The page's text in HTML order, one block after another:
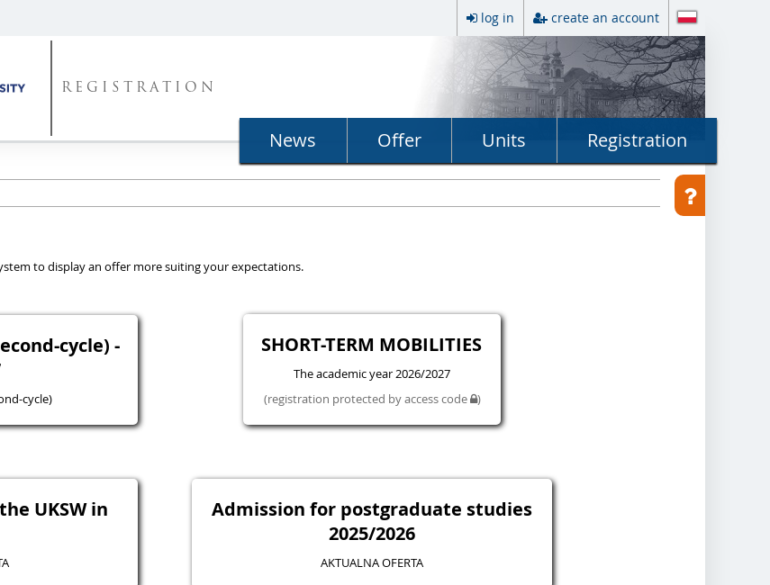
log in create an account
REGISTRATION
News Offer Units Registration
to display an offer more suiting your expectations.
cycle) -
cycle)
SHORT-TERM MOBILITIES
The academic year 2026/2027
(registration protected by access code )
UKSW in
Admission for postgraduate studies
2025/2026
AKTUALNA OFERTA